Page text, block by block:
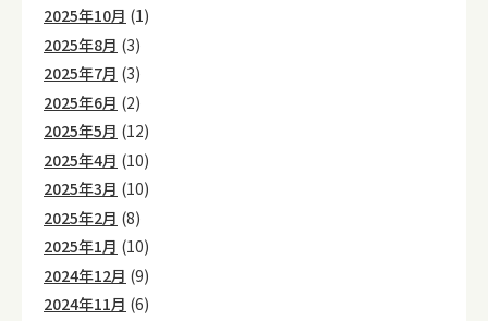
2025年10月 (1)
2025年8月 (3)
2025年7月 (3)
2025年6月 (2)
2025年5月 (12)
2025年4月 (10)
2025年3月 (10)
2025年2月 (8)
2025年1月 (10)
2024年12月 (9)
2024年11月 (6)